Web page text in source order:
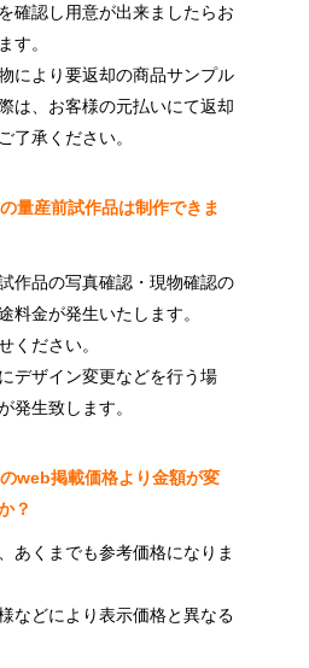
確認し用意が出来ましたらお
す。
により要返却の商品サンプル
は、お客様の元払いにて返却
了承ください。
量産前試作品は制作できま
作品の写真確認・現物確認の
料金が発生いたします。
ください。
デザイン変更などを行う場
発生致します。
web掲載価格より金額が変
？
あくまでも参考価格になりま
などにより表示価格と異なる